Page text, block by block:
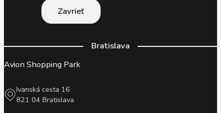
Zavrieť
Bratislava
Avion Shopping Park
Ivanská cesta 16
821 04 Bratislava